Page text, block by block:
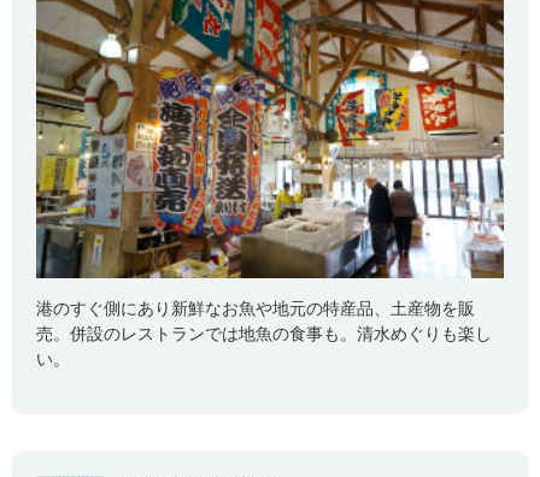
港のすぐ側にあり新鮮なお魚や地元の特産品、土産物を販
売。併設のレストランでは地魚の食事も。清水めぐりも楽し
い。